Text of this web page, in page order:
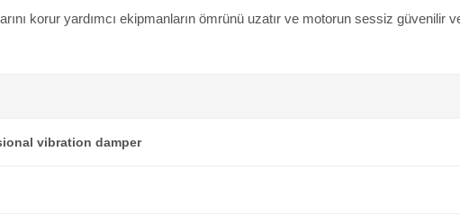
korur yardımcı ekipmanların ömrünü uzatır ve motorun sessiz güvenilir
vibration damper